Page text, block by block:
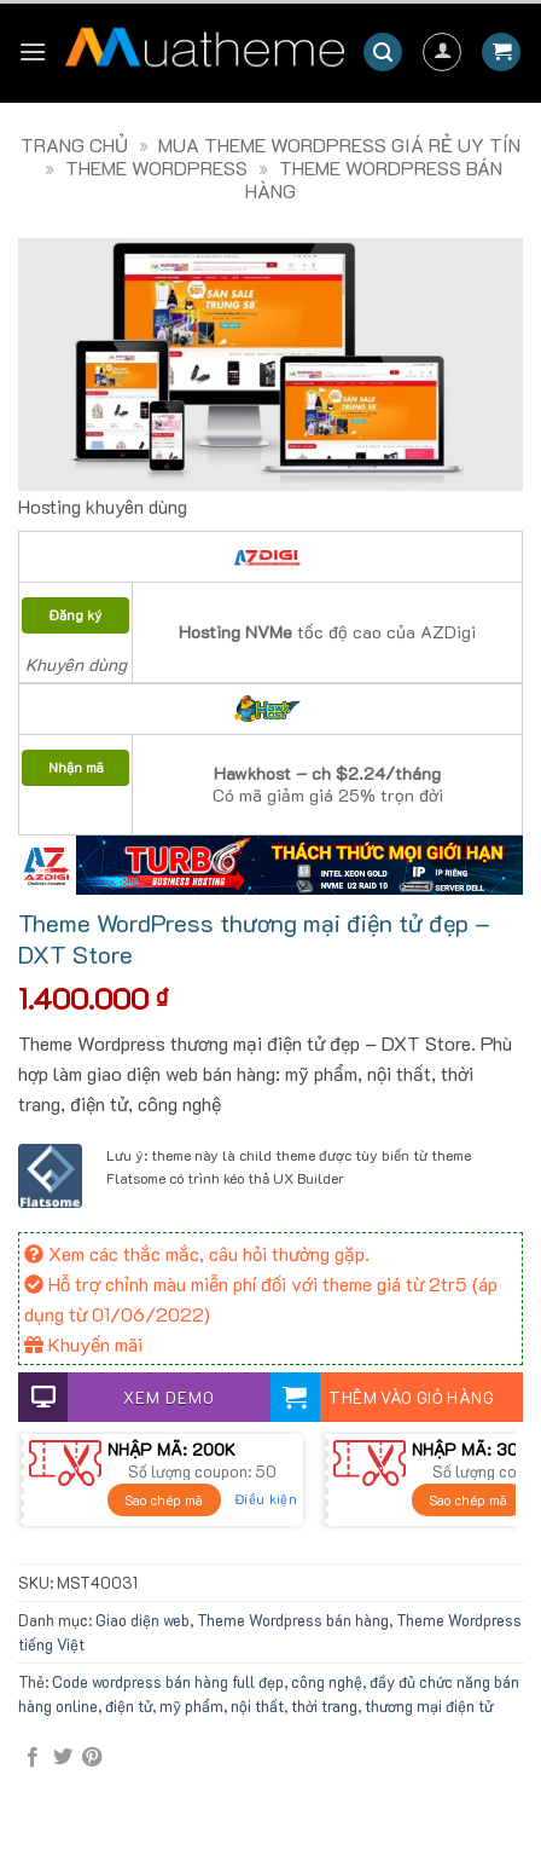
TRANG CHỦ » MUA THEME WORDPRESS GIÁ RẺ UY TÍN
» THEME WORDPRESS » THEME WORDPRESS BÁN
HÀNG
Hosting khuyên dùng
Đăng ký
Khuyên dùng
Hosting NVMe tốc độ cao của AZDigi
Nhận mã
Hawkhost – ch $2.24/tháng
Có mã giảm giá 25% trọn đời
Theme WordPress thương mại điện tử đẹp –
DXT Store
1.400.000 ₫
Theme Wordpress thương mại điện tử đẹp – DXT Store. Phù
hợp làm giao diện web bán hàng: mỹ phẩm, nội thất, thời
trang, điện tử, công nghệ
Lưu ý: theme này là child theme được tùy biến từ theme
Flatsome có trình kéo thả UX Builder
Xem các thắc mắc, câu hỏi thường gặp.
Hỗ trợ chỉnh màu miễn phí đối với theme giá từ 2tr5 (áp
dụng từ 01/06/2022)
Khuyến mãi
XEM DEMO THÊM VÀO GIỎ HÀNG
NHẬP MÃ: 200K
Số lượng coupon: 50
Sao chép mã Điều kiện
NHẬP MÃ: 300K
Số lượng
Sao chép mã
SKU: MST40031
Danh mục:Giao diện web, Theme Wordpress bán hàng, Theme Wordpress
tiếng Việt
Thẻ:Code wordpress bán hàng full đẹp,công nghệ,đầy đủ chức năng bán
hàng online,điện tử,mỹ phẩm,nội thất,thời trang,thương mại điện tử